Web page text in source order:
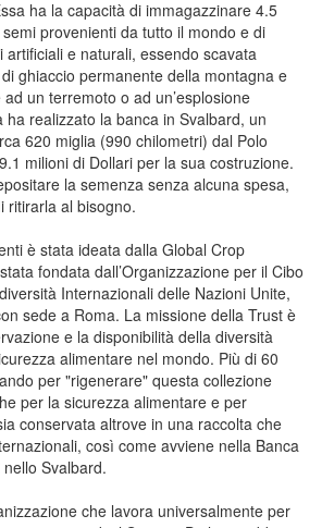
ha la capacità di immagazzinare 4.5
provenienti da tutto il mondo e di
e naturali, essendo scavata
ghiaccio permanente della montagna e
un terremoto o ad un’esplosione
ha realizzato la banca in Svalbard, un
620 miglia (990 chilometri) dal Polo
milioni di Dollari per la sua costruzione.
la semenza senza alcuna spesa,
ritirarla al bisogno.
è stata ideata dalla Global Crop
fondata dall’Organizzazione per il Cibo
Internazionali delle Nazioni Unite,
sede a Roma. La missione della Trust è
e la disponibilità della diversità
alimentare nel mondo. Più di 60
per "rigenerare" questa collezione
per la sicurezza alimentare e per
conservata altrove in una raccolta che
così come avviene nella Banca
Svalbard.
che lavora universalmente per